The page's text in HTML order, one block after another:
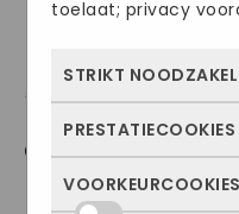
GABOR1497
toelaat; privacy
STRIKT
Deze cookies
kunnen niet
PRESTATIECOOKIES
Met deze cookies
VOORKEURCOOKIES